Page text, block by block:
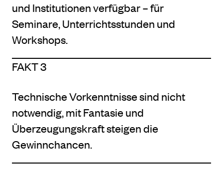
und Institutionen verfügbar – für
Seminare, Unterrichtsstunden und
Workshops.
FAKT 3
Technische Vorkenntnisse sind nicht
notwendig, mit Fantasie und
Überzeugungskraft steigen die
Gewinnchancen.